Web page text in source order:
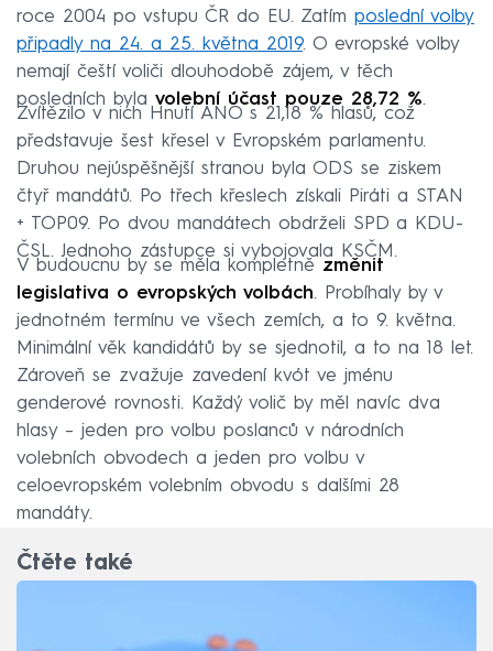
roce 2004 po vstupu ČR do EU. Zatím poslední volby
připadly na 24. a 25. května 2019. O evropské volby
nemají čeští voliči dlouhodobě zájem, v těch
posledních byla volební účast pouze 28,72 %.
Zvítězilo v nich Hnutí ANO s 21,18 % hlasů, což
představuje šest křesel v Evropském parlamentu.
Druhou nejúspěšnější stranou byla ODS se ziskem
čtyř mandátů. Po třech křeslech získali Piráti a STAN
+ TOP09. Po dvou mandátech obdrželi SPD a KDU-
ČSL. Jednoho zástupce si vybojovala KSČM.
V budoucnu by se měla kompletně změnit
legislativa o evropských volbách. Probíhaly by v
jednotném termínu ve všech zemích, a to 9. května.
Minimální věk kandidátů by se sjednotil, a to na 18 let.
Zároveň se zvažuje zavedení kvót ve jménu
genderové rovnosti. Každý volič by měl navíc dva
hlasy – jeden pro volbu poslanců v národních
volebních obvodech a jeden pro volbu v
celoevropském volebním obvodu s dalšími 28
mandáty.
Čtěte také